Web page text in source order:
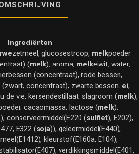
OMSCHRIJVING
Ingrediënten
zetmeel, glucosestroop, melkpoeder
(melk), aroma, melkeiwit, water,
(concentraat), rode bessen,
concentraat), zwarte bessen, ei,
de vie, kersendestillaat, slagroom (melk),
cacaomassa, lactose (melk),
conserveermiddel(E220 (sulfiet), E202),
E322 (soja)), geleermiddel(E440),
kleurstof(E160a, E104),
verdikkingsmiddel(E401,